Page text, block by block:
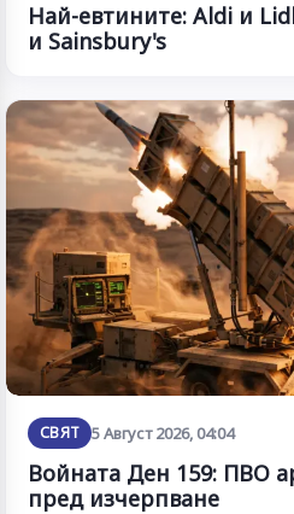
Най-евтините: Aldi и
и Sainsbury's
СВЯТ 5 Август 2026, 04:04
Войната Ден 159: ПВО
пред изчерпване